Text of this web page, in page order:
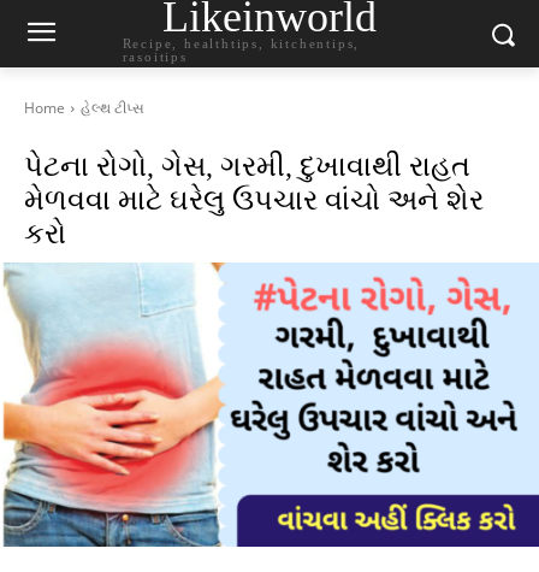
Likeinworld
Recipe, healthtips, kitchentips,
rasoitips
Home હેલ્થ ટીપ્સ
પેટના રોગો, ગેસ, ગરમી, દુખાવાથી રાહત
મેળવવા માટે ઘરેલુ ઉપચાર વાંચો અને શેર
કરો